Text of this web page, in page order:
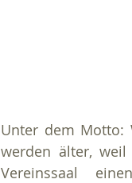
Unter dem
werden älter,
Vereinssaal